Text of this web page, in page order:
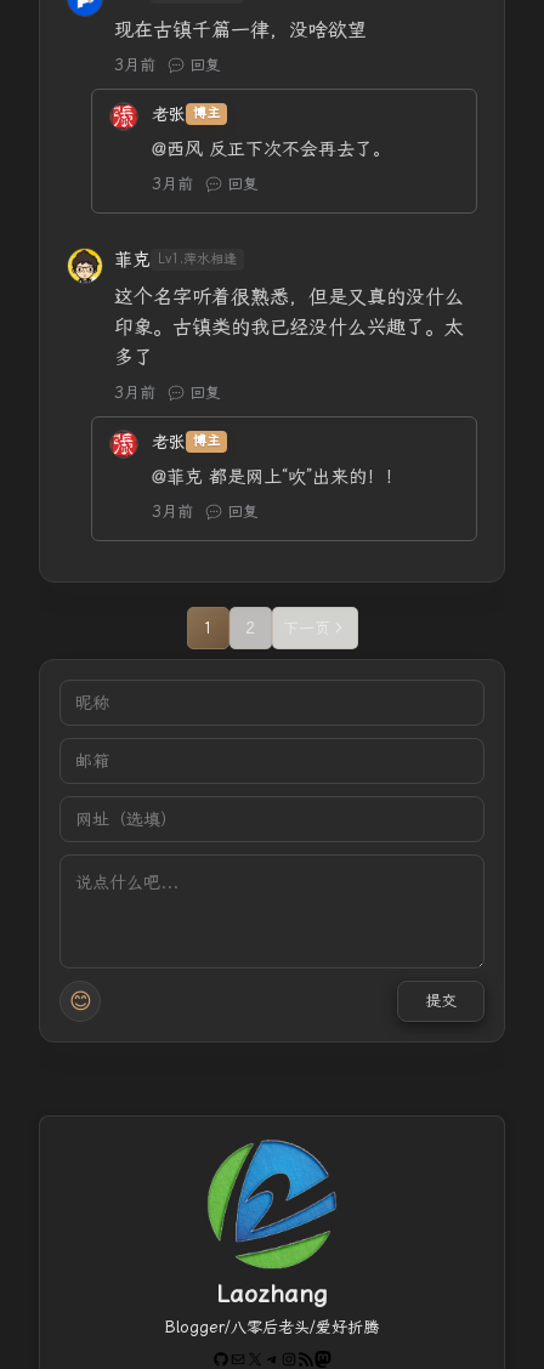
现在古镇千篇一律，没啥欲望
3月前 回复
老张 博主
@西风 反正下次不会再去了。
3月前 回复
菲克 Lv1.萍水相逢
这个名字听着很熟悉，但是又真的没什么
印象。古镇类的我已经没什么兴趣了。太
多了
3月前 回复
老张 博主
@菲克 都是网上“吹”出来的！！
3月前 回复
1 2 下一页
😊 提交
Laozhang
Blogger/八零后老头/爱好折腾
GitHub
电子邮件 X Telegram
Instagram
RSS FeedMastodon